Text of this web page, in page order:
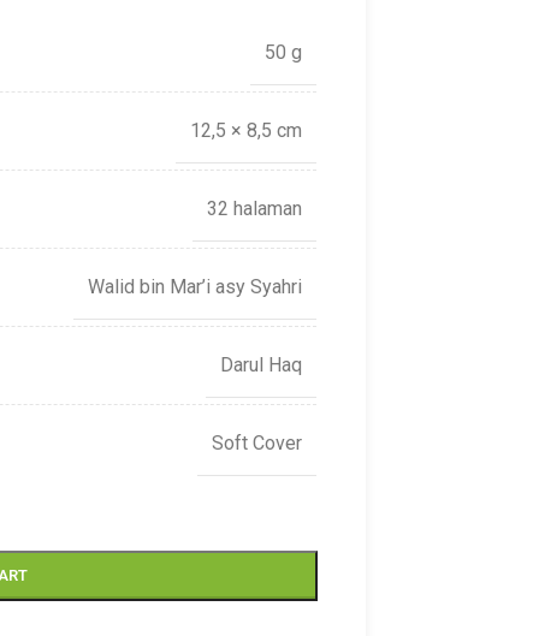
50 g
12,5 × 8,5 cm
32 halaman
Walid bin Mar’i asy Syahri
Darul Haq
Soft Cover